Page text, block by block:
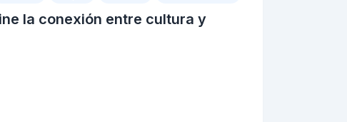
la conexión entre cultura y